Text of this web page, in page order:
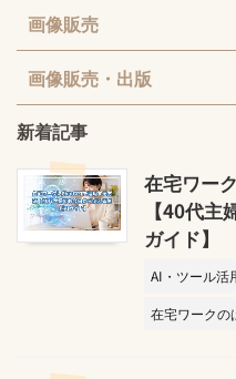
画像販売
画像販売・出版
新着記事
在宅ワー
【40代
ガイド】
AI・ツール活
在宅ワークの